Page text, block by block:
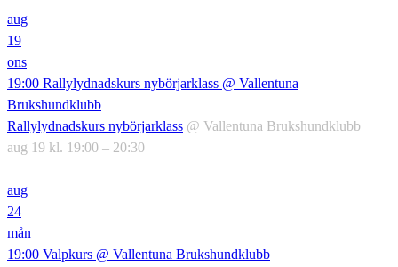
aug
19
ons
19:00 Rallylydnadskurs nybörjarklass @ Vallentuna
Brukshundklubb
Rallylydnadskurs nybörjarklass @ Vallentuna Brukshundklubb
aug 19 kl. 19:00 – 20:30
aug
24
mån
19:00 Valpkurs @ Vallentuna Brukshundklubb